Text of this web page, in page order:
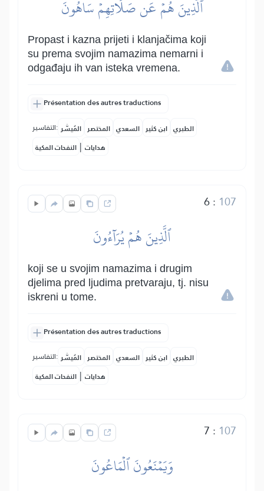
ٱلَّذِينَ هُمۡ عَن صَلَاتِهِمۡ سَاهُونَ
Propast i kazna prijeti i klanjačima koji
su prema svojim namazima nemarni i
odgađaju ih van isteka vremena.
Présentation des autres traductions
التفاسير: المُيسَّر المختصر السعدي ابن كثير الطبري
النفحات المكية | هدايات
6: 107
ٱلَّذِينَ هُمۡ يُرَآءُونَ
koji se u svojim namazima i drugim
djelima pred ljudima pretvaraju, tj. nisu
iskreni u tome.
Présentation des autres traductions
التفاسير: المُيسَّر المختصر السعدي ابن كثير الطبري
النفحات المكية | هدايات
7 : 107
وَيَمۡنَعُونَ ٱلۡمَاعُونَ